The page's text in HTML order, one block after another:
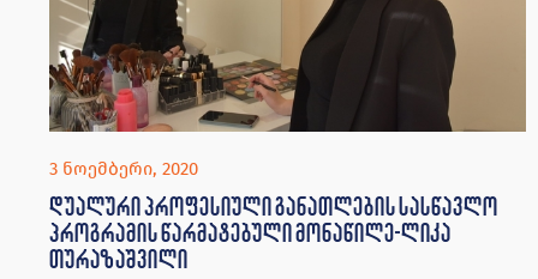
3 ნოემბერი, 2020
დუალური პროფესიული განათლების სასწავლო
პროგრამის წარმატებული მონაწილე-ლიკა
თურაზაშვილი